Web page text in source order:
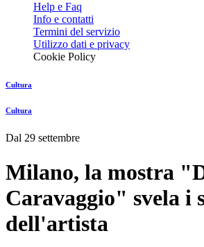
Help e Faq
Info e contatti
Termini del servizio
Utilizzo dati e privacy
Cookie Policy
Cultura
Cultura
Dal 29 settembre
Milano, la mostra
Caravaggio" svela i
dell'artista